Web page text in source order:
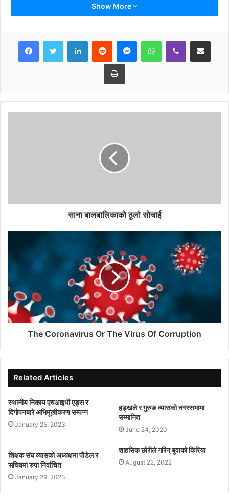
Show More
Print
साना बालबालिकाको ठुलो सोचाई
The Coronavirus Or The Virus Of Corruption
Related Articles
स्थानीय निकाय एचआइभी एड्स र
दिगोपनबारे अभिमूखीकरण सम्पन्न
January 25, 2023
हड्खले र गुरुङ व्यासको नगरसभामा
सम्मानित
June 24, 2020
शिक्षक संघ व्यासको अध्यक्षमा पौडेल र
सचिवमा रुपा निर्वाचित
January 29, 2023
शाहसिक छोरीले गरिन् बुवाको किरिया
August 22, 2022